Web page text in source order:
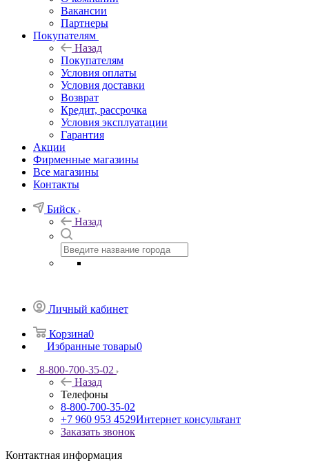
Вакансии
Партнеры
Покупателям
Назад
Покупателям
Условия оплаты
Условия доставки
Возврат
Кредит, рассрочка
Условия эксплуатации
Гарантия
Акции
Фирменные магазины
Все магазины
Контакты
Бийск
Назад
Личный кабинет
Корзина0
Избранные товары0
8-800-700-35-02
Назад
Телефоны
8-800-700-35-02
+7 960 953 4529Интернет консультант
Заказать звонок
Контактная информация